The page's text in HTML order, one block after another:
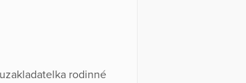
rodinné